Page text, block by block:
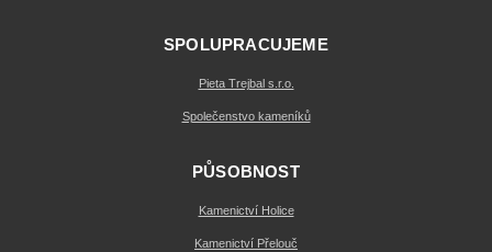
SPOLUPRACUJEME
Pieta Trejbal s.r.o.
Společenstvo kameníků
PŮSOBNOST
Kamenictví Holice
Kamenictví Přelouč